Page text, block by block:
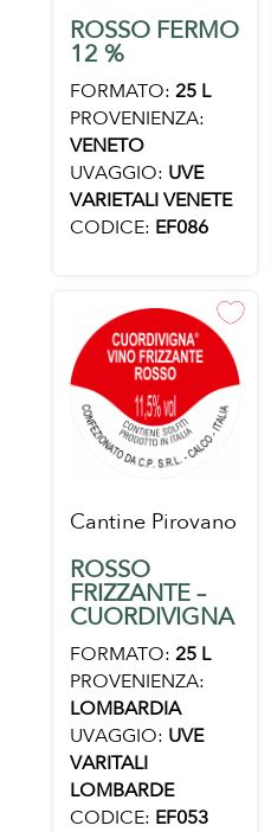
ROSSO FERMO
12 %
FORMATO: 25 L
PROVENIENZA:
VENETO
UVAGGIO: UVE
VARIETALI VENETE
CODICE: EF086
Cantine Pirovano
ROSSO
FRIZZANTE –
CUORDIVIGNA
FORMATO: 25 L
PROVENIENZA:
LOMBARDIA
UVAGGIO: UVE
VARITALI
LOMBARDE
CODICE: EF053